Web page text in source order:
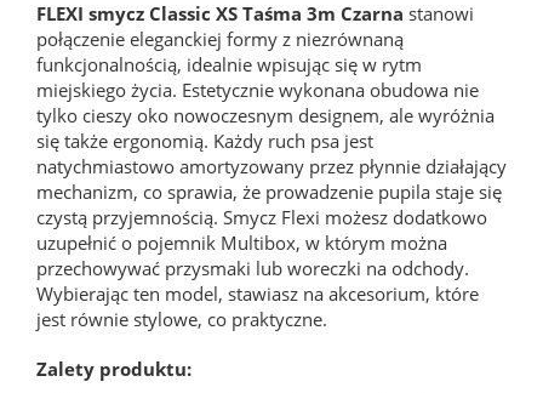
FLEXI smycz Classic XS Taśma 3m Czarna stanowi
połączenie eleganckiej formy z niezrównaną
funkcjonalnością, idealnie wpisując się w rytm
miejskiego życia. Estetycznie wykonana obudowa nie
tylko cieszy oko nowoczesnym designem, ale wyróżnia
się także ergonomią. Każdy ruch psa jest
natychmiastowo amortyzowany przez płynnie działający
mechanizm, co sprawia, że prowadzenie pupila staje się
czystą przyjemnością. Smycz Flexi możesz dodatkowo
uzupełnić o pojemnik Multibox, w którym można
przechowywać przysmaki lub woreczki na odchody.
Wybierając ten model, stawiasz na akcesorium, które
jest równie stylowe, co praktyczne.
Zalety produktu: